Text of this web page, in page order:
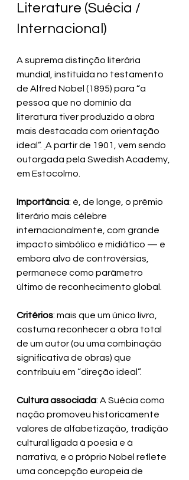
Literature (Suécia /
Internacional)
A suprema distinção literária
mundial, instituída no testamento
de Alfred Nobel (1895) para “a
pessoa que no domínio da
literatura tiver produzido a obra
mais destacada com orientação
ideal”. A partir de 1901, vem sendo
outorgada pela Swedish Academy,
em Estocolmo.
Importância: é, de longe, o prêmio
literário mais célebre
internacionalmente, com grande
impacto simbólico e midiático — e
embora alvo de controvérsias,
permanece como parâmetro
último de reconhecimento global.
Critérios: mais que um único livro,
costuma reconhecer a obra total
de um autor (ou uma combinação
significativa de obras) que
contribuiu em “direção ideal”.
Cultura associada: A Suécia como
nação promoveu historicamente
valores de alfabetização, tradição
cultural ligada à poesia e à
narrativa, e o próprio Nobel reflete
uma concepção europeia de